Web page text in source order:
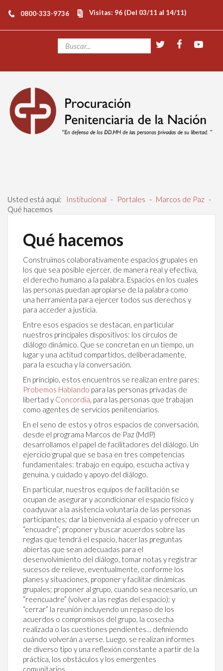
0800-333-9736 Visitas: 96 (Del 03/11 al 14/11)
Usted está aquí: Institucional - Portales - Marcos de Paz -
Qué hacemos
Qué hacemos
Construimos colaborativamente espacios grupales en
los que sea posible ejercer, de manera real y efectiva,
el derecho humano a la palabra. Espacios en los cuales
las personas puedan apropiarse de la palabra como
una herramienta para ejercer todos sus derechos y
para acceder a justicia.
Entre esos espacios se destacan, en particular
nuestros principales dispositivos: los círculos de
diálogo dinámico. Que se concretan en un tiempo, un
lugar y una actitud compartidos, deliberadamente,
para la escucha y la conversación.
En principio, estos encuentros se realizan entre pares:
Probemos Hablando para las personas privadas de
libertad y Concordia, para las personas que trabajan
como agentes de servicios penitenciarios.
En el seno de estos y otros espacios de conversación,
desde el programa Marcos de Paz (MdP)
desarrollamos el papel de facilitadores del diálogo. Un
ejercicio grupal que se basa en tres competencias
fundamentales: trabajo en equipo, escucha activa y
genuina, y cuidado y apoyo del diálogo.
En particular, nuestros equipos de facilitación se
ocupan de asegurar y acondicionar el espacio físico y
coadyuvar a la asistencia voluntaria de las personas
participantes; dar la bienvenida al espacio y ofrecer un
“encuadre”; proponer y buscar acuerdos sobre las
reglas que tendrá el espacio, hacer las preguntas
abiertas que sean adecuadas para el
desenvolvimiento del diálogo, tomar notas y registrar
sucesos de relieve, eventualmente, conforme los
planes y situaciones, proponer y facilitar dinámicas
grupales; proponer al grupo, cuando sea necesario, un
“reencuadre” (volver a las reglas del espacio); y
“cerrar” la reunión incluyendo un repaso de los
acuerdos o compromisos del grupo, la cosecha
realizada o las cuestiones pendientes… definiendo
cuándo volverán a verse. Luego, se realizan informes
de diverso tipo y una reflexión constante a partir de la
práctica, los obstáculos y los emergentes
comunitarios.